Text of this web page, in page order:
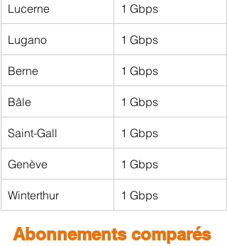
Lucerne 1 Gbps
Lugano 1 Gbps
Berne 1 Gbps
Bâle 1 Gbps
Saint-Gall 1 Gbps
Genève 1 Gbps
Winterthur 1 Gbps
Abonnements comparés